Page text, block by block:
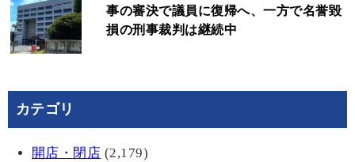
事の審決で議員に復帰へ、一方で名誉毀
損の刑事裁判は継続中
カテゴリ
開店・閉店 (2,179)